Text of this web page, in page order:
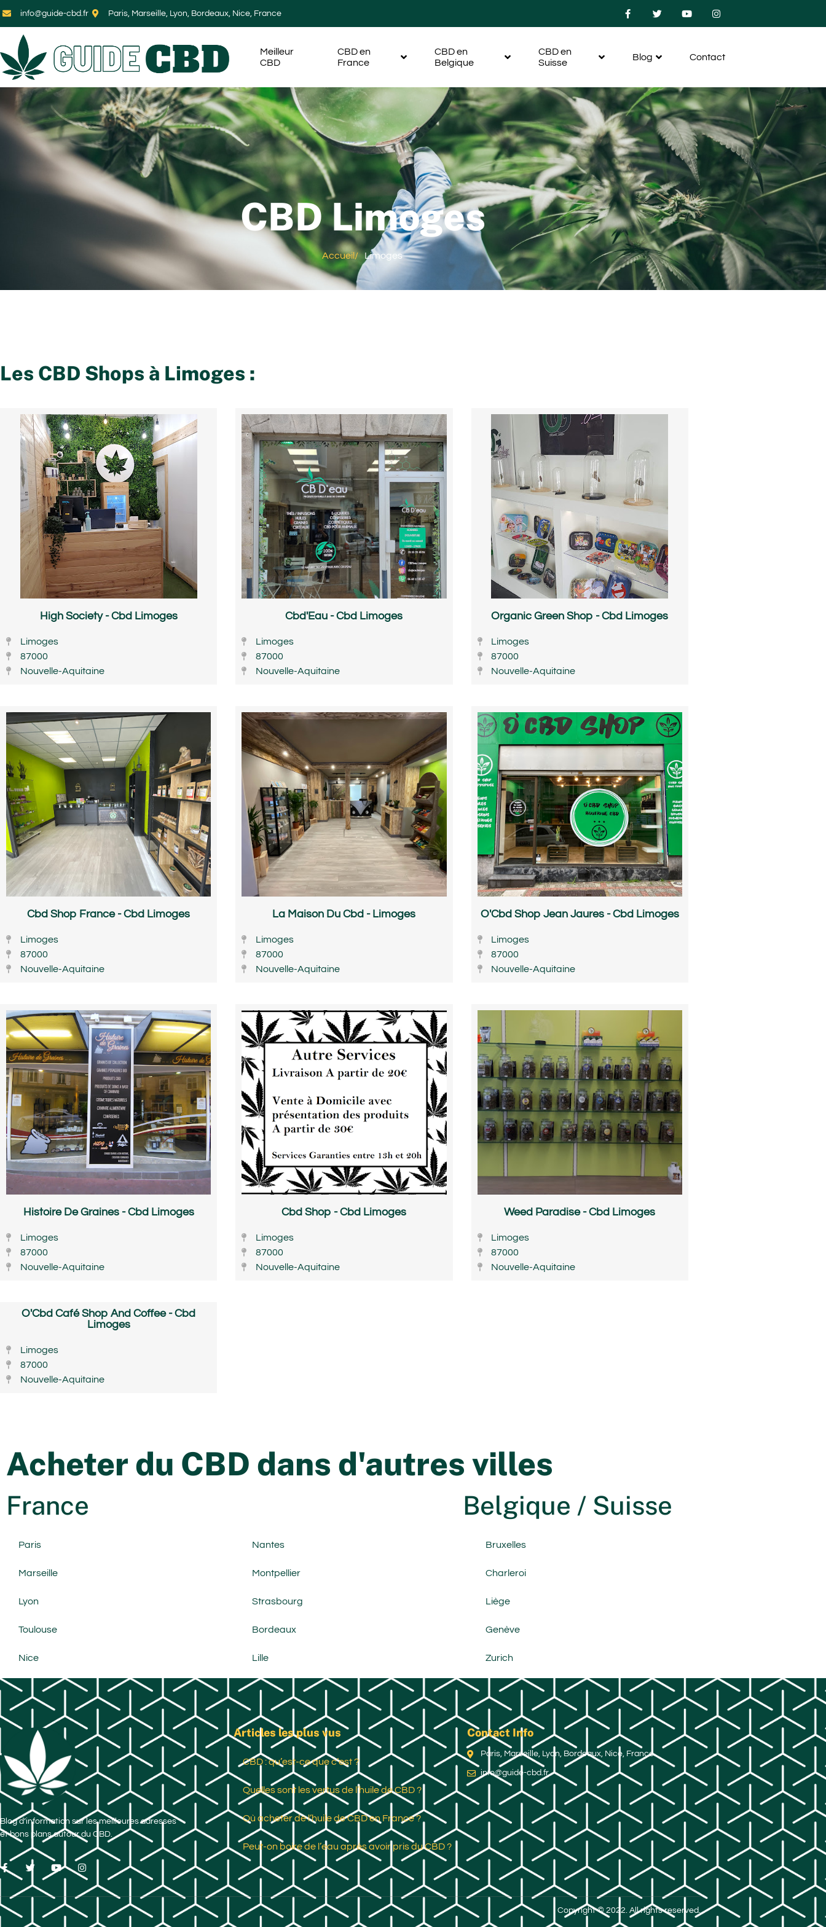
info@guide-cbd.fr Paris, Marseille, Lyon, Bordeaux, Nice, France
Meilleur
CBD
CBD en
France
CBD en
Belgique
CBD en
Suisse
Blog Contact
CBD Limoges
Accueil/ Limoges
Les CBD Shops à Limoges :
High Society - Cbd Limoges
Limoges
87000
Nouvelle-Aquitaine
Cbd'Eau - Cbd Limoges
Limoges
87000
Nouvelle-Aquitaine
Organic Green Shop - Cbd Limoges
Limoges
87000
Nouvelle-Aquitaine
Cbd Shop France - Cbd Limoges
Limoges
87000
Nouvelle-Aquitaine
La Maison Du Cbd - Limoges
Limoges
87000
Nouvelle-Aquitaine
O'Cbd Shop Jean Jaures - Cbd Limoges
Limoges
87000
Nouvelle-Aquitaine
Histoire De Graines - Cbd Limoges
Limoges
87000
Nouvelle-Aquitaine
Cbd Shop - Cbd Limoges
Limoges
87000
Nouvelle-Aquitaine
Weed Paradise - Cbd Limoges
Limoges
87000
Nouvelle-Aquitaine
O'Cbd Café Shop And Coffee - Cbd
Limoges
Limoges
87000
Nouvelle-Aquitaine
Acheter du CBD dans d'autres villes
France Belgique / Suisse
Paris
Marseille
Lyon
Toulouse
Nice
Nantes
Montpellier
Strasbourg
Bordeaux
Lille
Bruxelles
Charleroi
Liège
Genève
Zurich
Blog d’information sur les meilleures adresses
et bons plans autour du CBD.
Articles les plus vus
CBD : qu’est-ce que c’est ?
Quelles sont les vertus de l’huile de CBD ?
Où acheter de l’huile de CBD en France ?
Peut-on boire de l’eau après avoir pris du CBD ?
Contact Info
Paris, Marseille, Lyon, Bordeaux, Nice, France
info@guide-cbd.fr
Copyright © 2022. All rights reserved.